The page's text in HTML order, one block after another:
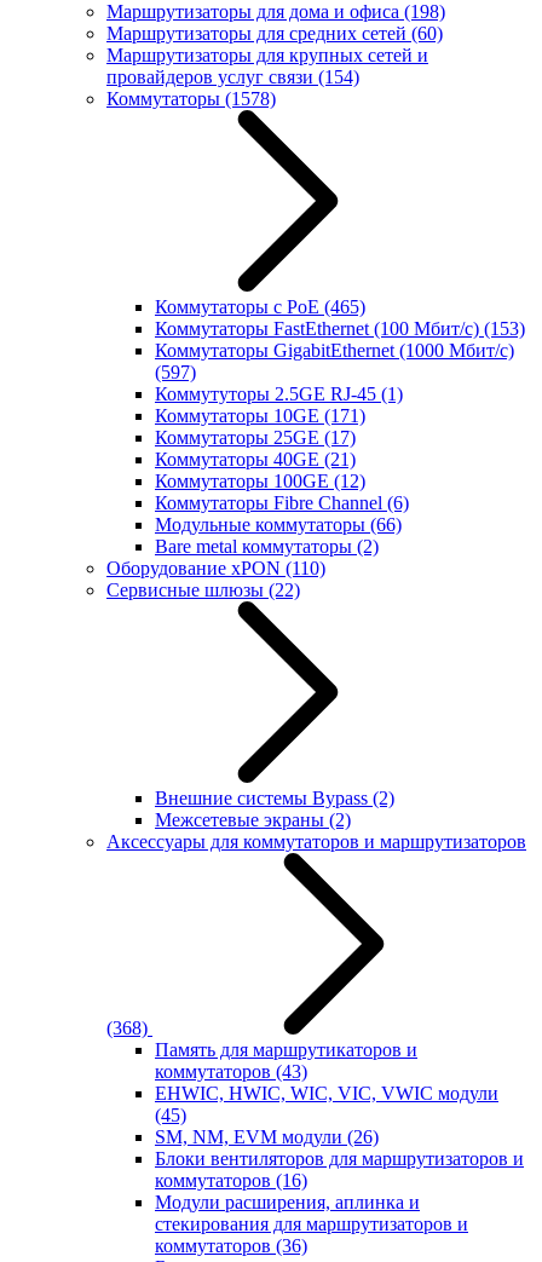
Маршрутизаторы для дома и офиса (198)
Маршрутизаторы для средних сетей (60)
Маршрутизаторы для крупных сетей и
провайдеров услуг связи (154)
Коммутаторы (1578)
Коммутаторы с PoE (465)
Коммутаторы FastEthernet (100 Мбит/с) (153)
Коммутаторы GigabitEthernet (1000 Мбит/с)
(597)
Коммутуторы 2.5GE RJ-45 (1)
Коммутаторы 10GE (171)
Коммутаторы 25GE (17)
Коммутаторы 40GE (21)
Коммутаторы 100GE (12)
Коммутаторы Fibre Channel (6)
Модульные коммутаторы (66)
Bare metal коммутаторы (2)
Оборудование xPON (110)
Сервисные шлюзы (22)
Внешние системы Bypass (2)
Межсетевые экраны (2)
Аксессуары для коммутаторов и маршрутизаторов
(368)
Память для маршрутикаторов и
коммутаторов (43)
EHWIC, HWIC, WIC, VIC, VWIC модули
(45)
SM, NM, EVM модули (26)
Блоки вентиляторов для маршрутизаторов и
коммутаторов (16)
Модули расширения, аплинка и
стекирования для маршрутизаторов и
коммутаторов (36)